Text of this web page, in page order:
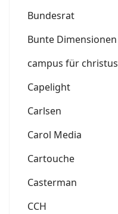
Bundesrat
Bunte Dimensionen
campus für christus
Capelight
Carlsen
Carol Media
Cartouche
Casterman
CCH